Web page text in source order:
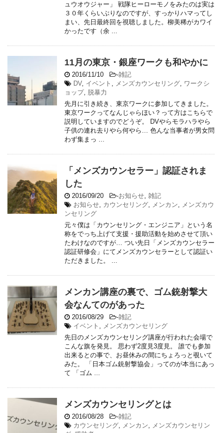
ュウオウジャー」 戦隊ヒーローモノをみたのは実は
３０年くらいぶりなのですが、すっかりハマってし
まい、先日最終回を視聴しました。柳美稀がカワイ
かったです（余 ...
11月の東京・銀座ワークも和やかに
2016/11/10 -雑記
DV, イベント , メンズカウンセリング, ワークシ
ョップ, 脱暴力
先月に引き続き、東京ワークに参加してきました。
東京ワークってなんじゃらほい？って方はこちらで
説明していますのでどうぞ。 DVやらモラハラやら
子供の連れ去りやら何やら… 色んな当事者が男女問
わず集まっ ...
「メンズカウンセラー」認証されま
した
2016/09/20 -お知らせ, 雑記
お知らせ, カウンセリング, メンカン, メンズカウ
ンセリング
元々僕は「カウンセリング・エンジニア」という名
称をでっち上げて支援・援助活動を始めさせて頂い
たわけなのですが… つい先日「メンズカウンセラー
認証研修会」にてメンズカウンセラーとして認証い
ただきました。 ...
メンカン講座の裏で、ゴム銃射撃大
会なんてのがあった
2016/08/29 -雑記
イベント , メンズカウンセリング
先日のメンズカウンセリング講座が行われた会場で
こんな旗を発見。 思わず2度見3度見。 誰でも参加
出来るとの事で、お昼休みの間にちょろっと覗いて
みた。 「日本ゴム銃射撃協会」ってのが本当にあっ
て 「ゴム ...
メンズカウンセリングとは
2016/08/28 -雑記
カウンセリング, メンカン, メンズカウンセリン